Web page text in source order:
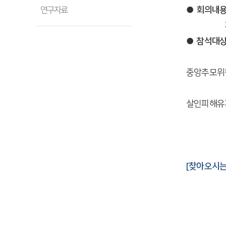
연구자료
● 회의내
자조회
● 참석대
중앙추모
살인피해
[찾아오시